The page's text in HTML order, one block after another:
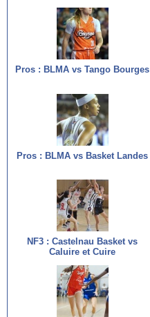
Pros : BLMA vs Tango Bourges
Pros : BLMA vs Basket Landes
NF3 : Castelnau Basket vs
Caluire et Cuire